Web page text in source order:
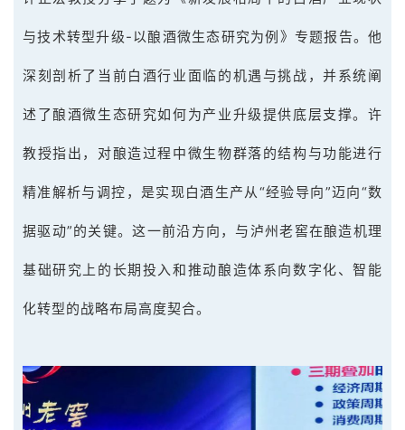
与技术转型升级-以酿酒微生态研究为例》 专题报告。他
深刻剖析了当前白酒行业面临的机遇与挑战，并系统阐
述了酿酒微生态研究如何为产业升级提供底层支撑。许
教授指出，对酿造过程中微生物群落的结构与功能进行
精准解析与调控，是实现白酒生产从“经验导向”迈向“数
据驱动”的关键。这一前沿方向，与泸州老窖在酿造机理
基础研究上的长期投入和推动酿造体系向数字化、智能
化转型的战略布局高度契合。